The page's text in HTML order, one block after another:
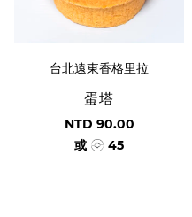
台北遠東香格里拉
蛋塔
NTD 90.00
或
45